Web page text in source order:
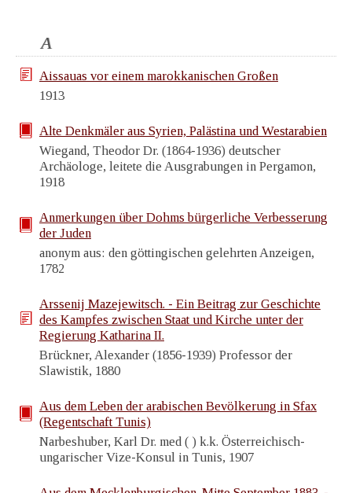
A
Aissauas vor einem marokkanischen Großen
1913
Alte Denkmäler aus Syrien, Palästina und Westarabien
Wiegand, Theodor Dr. (1864-1936) deutscher
Archäologe, leitete die Ausgrabungen in Pergamon,
1918
Anmerkungen über Dohms bürgerliche Verbesserung
der Juden
anonym aus: den göttingischen gelehrten Anzeigen,
1782
Arssenij Mazejewitsch. - Ein Beitrag zur Geschichte
des Kampfes zwischen Staat und Kirche unter der
Regierung Katharina II.
Brückner, Alexander (1856-1939) Professor der
Slawistik, 1880
Aus dem Leben der arabischen Bevölkerung in Sfax
(Regentschaft Tunis)
Narbeshuber, Karl Dr. med ( ) k.k. Österreichisch-
ungarischer Vize-Konsul in Tunis, 1907